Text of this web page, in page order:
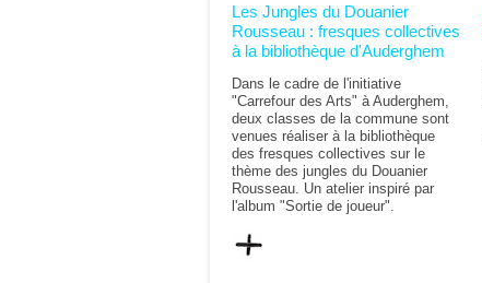
Les Jungles du Douanier
Rousseau : fresques collectives
à la bibliothèque d'Auderghem
Dans le cadre de l'initiative
"Carrefour des Arts" à Auderghem,
deux classes de la commune sont
venues réaliser à la bibliothèque
des fresques collectives sur le
thème des jungles du Douanier
Rousseau. Un atelier inspiré par
l'album "Sortie de joueur".